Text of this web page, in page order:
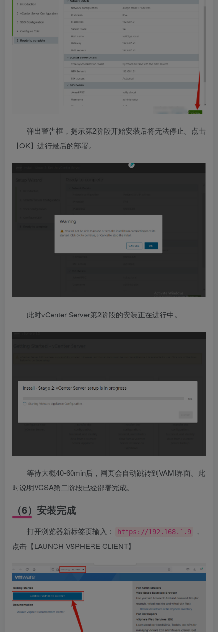
弹出警告框，提示第2阶段开始安装后将无法停止。点击
【OK】进行最后的部署。
此时vCenter Server第2阶段的安装正在进行中。
等待大概40-60min后，网页会自动跳转到VAMI界面。此
时说明VCSA第二阶段已经部署完成。
（6）安装完成
打开浏览器新标签页输入： https://192.168.1.9
，
点击【LAUNCH VSPHERE CLIENT】